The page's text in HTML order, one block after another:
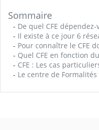
Sommaire
- De quel CFE
- Il existe à ce jour 6
- Pour connaître le CFE
- Quel CFE en fonction
- CFE : Les cas
- Le centre de